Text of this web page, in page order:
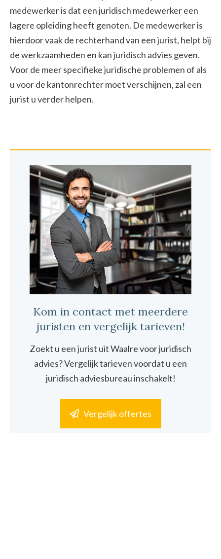
medewerker is dat een juridisch medewerker een
lagere opleiding heeft genoten. De medewerker is
hierdoor vaak de rechterhand van een jurist, helpt bij
de werkzaamheden en kan juridisch advies geven.
Voor de meer specifieke juridische problemen of als
u voor de kantonrechter moet verschijnen, zal een
jurist u verder helpen.
Kom in contact met meerdere
juristen en vergelijk tarieven!
Zoekt u een jurist uit Waalre voor juridisch
advies? Vergelijk tarieven voordat u een
juridisch adviesbureau inschakelt!
Vergelijk offertes